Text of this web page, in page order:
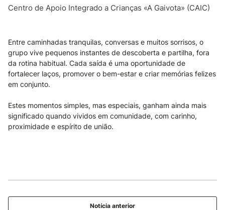
Centro de Apoio Integrado a Crianças «A Gaivota» (CAIC)
Entre caminhadas tranquilas, conversas e muitos sorrisos, o
grupo vive pequenos instantes de descoberta e partilha, fora
da rotina habitual. Cada saída é uma oportunidade de
fortalecer laços, promover o bem-estar e criar memórias felizes
em conjunto.
Estes momentos simples, mas especiais, ganham ainda mais
significado quando vividos em comunidade, com carinho,
proximidade e espírito de união.
Notícia anterior